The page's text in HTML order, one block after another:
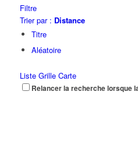
Filtre
Trier par : Distance
Titre
Aléatoire
Liste Grille Carte
Relancer la recherche lorsque